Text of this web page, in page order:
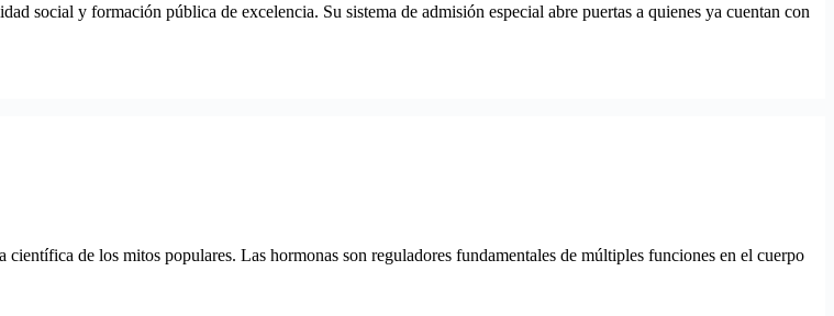
social y formación pública de excelencia. Su sistema de admisión especial abre puertas a quienes ya cuentan con
de los mitos populares. Las hormonas son reguladores fundamentales de múltiples funciones en el cuerpo